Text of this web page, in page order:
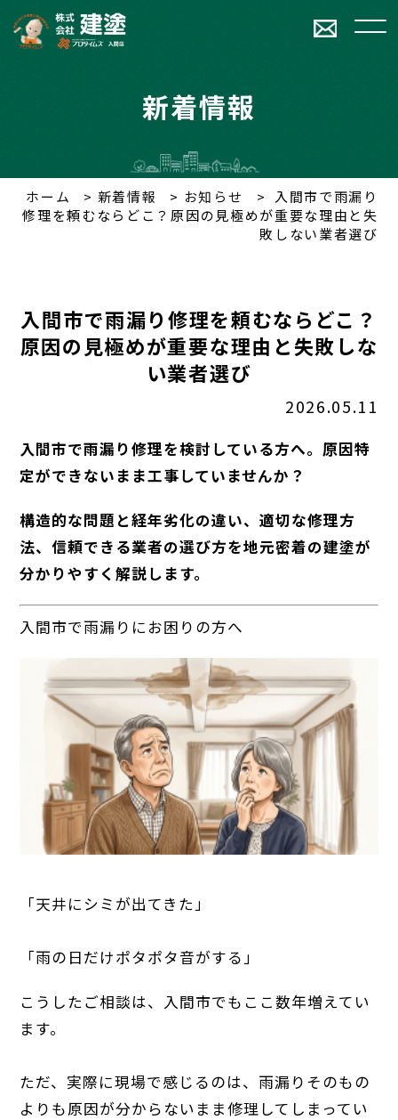
新着情報
ホーム 新着情報 お知らせ
入間市で雨漏り
修理を頼むならどこ？原因の見極めが重要な理由と失
敗しない業者選び
入間市で雨漏り修理を頼むならどこ？
原因の見極めが重要な理由と失敗しな
い業者選び
2026.05.11
入間市で雨漏り修理を検討している方へ。原因特
定ができないまま工事していませんか？
構造的な問題と経年劣化の違い、適切な修理方
法、信頼できる業者の選び方を地元密着の建塗が
分かりやすく解説します。
入間市で雨漏りにお困りの方へ
「天井にシミが出てきた」
「雨の日だけポタポタ音がする」
こうしたご相談は、入間市でもここ数年増えてい
ます。
ただ、実際に現場で感じるのは、雨漏りそのもの
よりも原因が分からないまま修理してしまってい